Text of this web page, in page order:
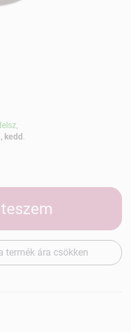
kedd
termék ára csökken